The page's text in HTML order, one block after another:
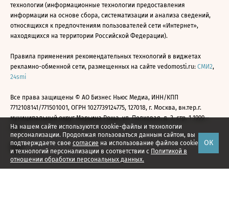
На нашем сайте используются cookie-файлы и технологии
персонализации. Продолжая пользоваться данным сайтом, вы
подтверждаете свое согласие на использование файлов cookie
и технологий персонализации в соответствии с Политикой в
отношении обработки персональных данных.
ОК
технологии (информационные технологии предоставления
информации на основе сбора, систематизации и анализа сведений,
относящихся к предпочтениям пользователей сети «Интернет»,
находящихся на территории Российской Федерации).
Правила применения рекомендательных технологий в виджетах
рекламно-обменной сети, размещенных на сайте vedomosti.ru: СМИ2,
24smi
Все права защищены © АО Бизнес Ньюс Медиа, ИНН/КПП
7712108141/771501001, ОГРН 1027739124775, 127018, г. Москва, вн.тер.г.
муниципальный округ Марьина Роща, ул. Полковая, д. 3, стр. 1 1999—
2026